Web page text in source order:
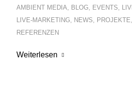
AMBIENT MEDIA BLOG EVENTS
LIVE-MARKETING
NEWS PROJEKTE
REFERENZEN
Weiterlesen